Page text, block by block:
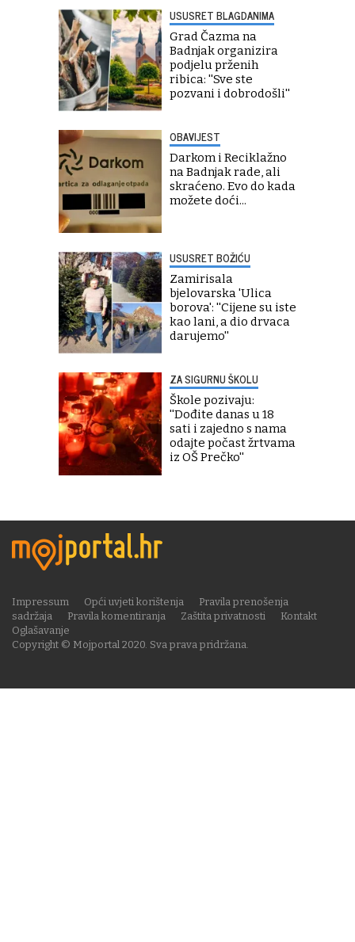
USUSRET BLAGDANIMA
Grad Čazma na
Badnjak organizira
podjelu prženih
ribica: ''Sve ste
pozvani i dobrodošli''
OBAVIJEST
Darkom i Reciklažno
na Badnjak rade, ali
skraćeno. Evo do kada
možete doći...
USUSRET BOŽIĆU
Zamirisala
bjelovarska 'Ulica
borova': ''Cijene su iste
kao lani, a dio drvaca
darujemo''
ZA SIGURNU ŠKOLU
Škole pozivaju:
''Dođite danas u 18
sati i zajedno s nama
odajte počast žrtvama
iz OŠ Prečko''
Copyright © Mojportal 2020. Sva prava pridržana.
Impressum Opći uvjeti korištenja
Pravila prenošenja
sadržaja
Pravila komentiranja Zaštita privatnosti
Kontakt
Oglašavanje